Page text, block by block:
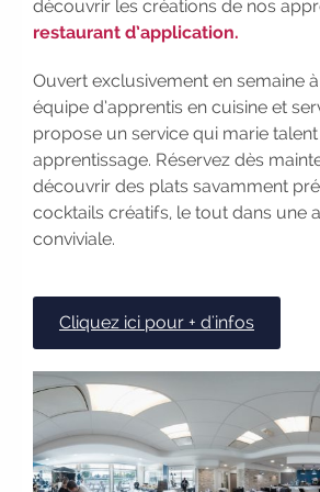
Participez à nos
entreprises, candidats,
évènements 2026-2027
Candidatez pour la
Rentrées 2026-2027 :
les dates
|
employeur :avec
Faites le point sur
Participez à nos
entreprises, candidats,
Participez à nos
évènements 2026-2027
Candidatez pour la
Rentrées 2026-2027 :
les dates
|
employeur :avec
découvrir les créations de nos
restaurant d’application.
Ouvert exclusivement en semaine
équipe d’apprentis en cuisine et
propose un service qui marie
apprentissage. Réservez dès
découvrir des plats savamment
cocktails créatifs, le tout dans une
conviviale.
Cliquez ici pour + d'infos